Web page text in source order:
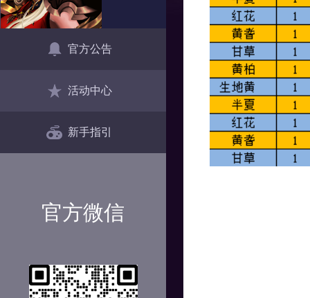
官方公告
活动中心
新手指引
官方微信